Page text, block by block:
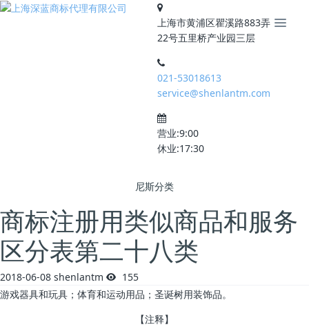
上海市黄浦区瞿溪路883弄
22号五里桥产业园三层
021-53018613
service@shenlantm.com
营业:9:00
休业:17:30
尼斯分类
商标注册用类似商品和服务
区分表第二十八类
2018-06-08 shenlantm
155
游戏器具和玩具；体育和运动用品；圣诞树用装饰品。
【注释】